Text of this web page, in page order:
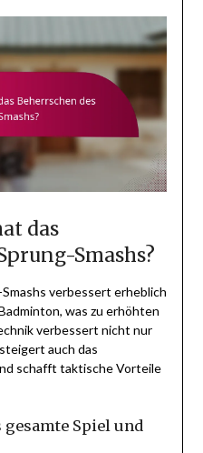
das
Smashs?
verbessert erheblich
was zu erhöhten
verbessert nicht nur
auch das
schafft taktische Vorteile
Spiel und